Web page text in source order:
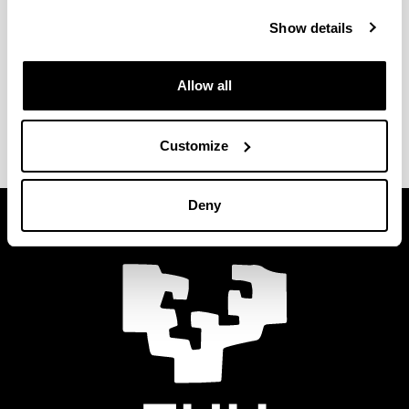
Show details
Allow all
Customize
Deny
Nola iritsi garraio publikoan Leioa-Erandio
gunera